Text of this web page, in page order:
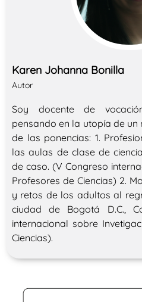
Karen Johanna Bonilla
Autor
Soy docente de
pensando en la utopía de
de las ponencias: 1.
las aulas de clase de
de caso. (V Congreso
Profesores de Ciencias) 2.
y retos de los adultos al
ciudad de Bogotá D.C.,
internacional sobre
Ciencias).